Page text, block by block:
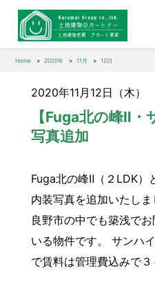
Home 2020年 11月 12日
2020年11月12日（木）
【Fuga北の峰Ⅱ・
写真追加
Fuga北の峰Ⅱ（２LDK）
内装写真を追加いたし
良野市の中でも築浅で
いる物件です。 サンハ
で賃料は管理費込みで